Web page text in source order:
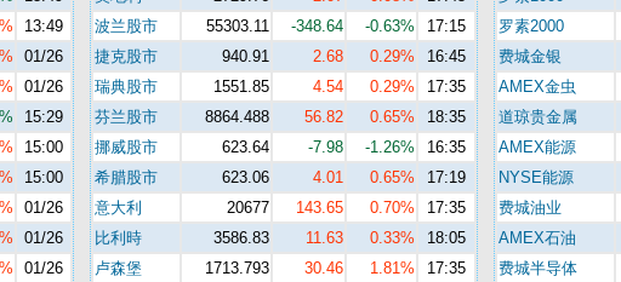
13:49
01/26
01/26
15:29
15:00
15:00
01/26
01/26
01/26
波兰股市
55303.11 -348.64 -0.63%
17:15
捷克股市
940.91 2.68 0.29%
16:45
瑞典股市
1551.85 4.54 0.29%
17:35
芬兰股市
8864.488 56.82 0.65%
18:35
挪威股市
623.64 -7.98 -1.26%
16:35
希腊股市
623.06 4.01 0.65%
17:19
意大利
20677 143.65 0.70%
17:35
比利時
3586.83 11.63 0.33%
18:05
卢森堡
1713.793 30.46 1.81%
17:35
罗素2000
费城金银
AMEX金虫
道琼贵金属
AMEX能源
NYSE能源
费城油业
AMEX石油
费城半导体